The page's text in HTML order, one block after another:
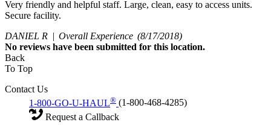
Very friendly and helpful staff. Large, clean, easy to access units.
Secure facility.
DANIEL R | Overall Experience (8/17/2018)
No reviews have been submitted for this location.
Back
To Top
Contact Us
1-800-GO-U-HAUL® (1-800-468-4285)
Request a Callback